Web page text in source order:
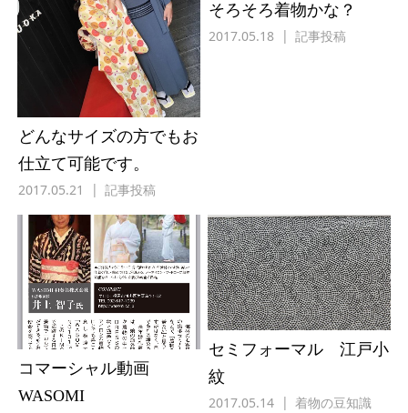
どんなサイズの方でもお
仕立て可能です。
2017.05.21 記事投稿
そろそろ着物かな？
2017.05.18 記事投稿
コマーシャル動画
WASOMI
セミフォーマル 江戸小
紋
2017.05.14 着物の豆知識